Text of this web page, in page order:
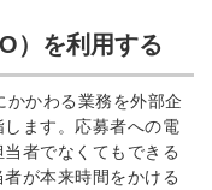
）を利用する
かわる業務を外部企
ます。応募者への電
者でなくてもできる
が本来時間をかける